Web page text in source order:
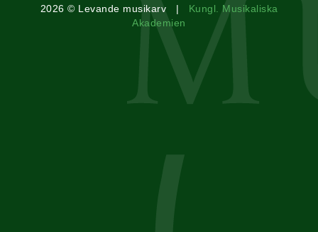
2026 © Levande musikarv | Kungl. Musikaliska
Akademien